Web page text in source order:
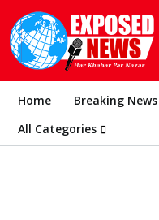
Home Breaking News
All Categories